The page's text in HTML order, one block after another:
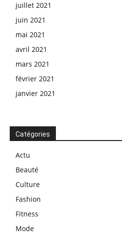
juillet 2021
juin 2021
mai 2021
avril 2021
mars 2021
février 2021
janvier 2021
Catégories
Actu
Beauté
Culture
Fashion
Fitness
Mode